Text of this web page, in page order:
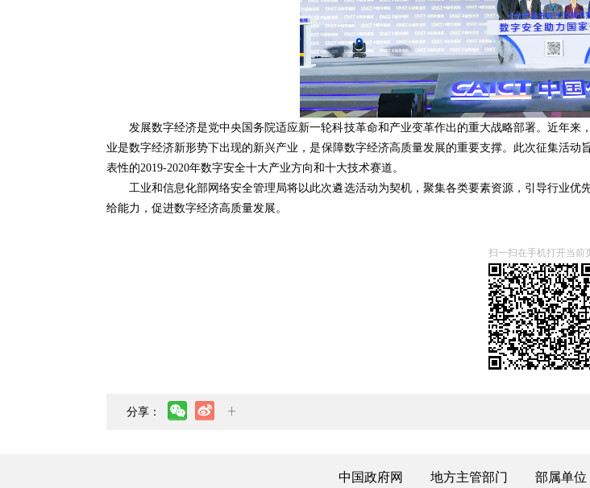
发展数字经济是党中央国务院适应新一轮科技革命和产业变革作出的重大战略部署。近年
业是数字经济新形势下出现的新兴产业，是保障数字经济高质量发展的重要支撑。此次征集活
表性的2019-2020年数字安全十大产业方向和十大技术赛道。
工业和信息化部网络安全管理局将以此次遴选活动为契机，聚集各类要素资源，引导行业
给能力，促进数字经济高质量发展。
扫一扫在手机打开当前
分享：
中国政府网 地方主管部门 部属单位